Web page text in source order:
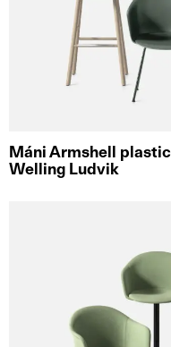
Máni Armshell plastic
Welling Ludvik